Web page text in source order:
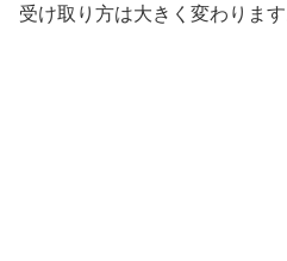
受け取り方は大きく変わります